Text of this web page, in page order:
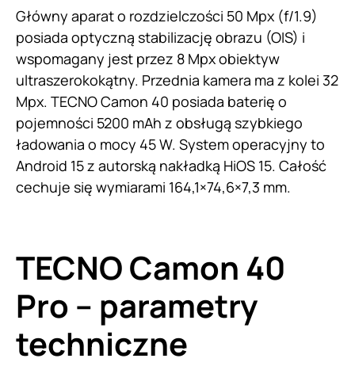
Główny aparat o rozdzielczości 50 Mpx (f/1.9)
posiada optyczną stabilizację obrazu (OIS) i
wspomagany jest przez 8 Mpx obiektyw
ultraszerokokątny. Przednia kamera ma z kolei 32
Mpx. TECNO Camon 40 posiada baterię o
pojemności 5200 mAh z obsługą szybkiego
ładowania o mocy 45 W. System operacyjny to
Android 15 z autorską nakładką HiOS 15. Całość
cechuje się wymiarami 164,1×74,6×7,3 mm.
TECNO Camon 40
Pro – parametry
techniczne